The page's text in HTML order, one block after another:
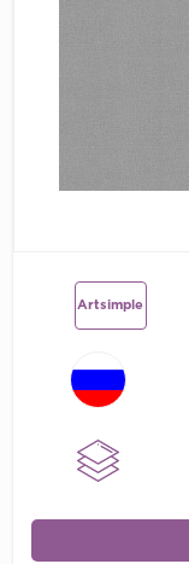
Artsimple